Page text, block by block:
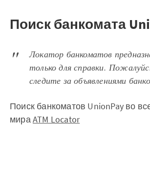
Поиск банкомата
Локатор банкоматов
только для справки.
следите за объявлениями
Поиск банкоматов UnionPay во
мираATM Locator